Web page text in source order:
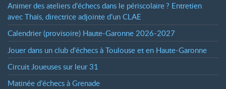
Animer des ateliers d’échecs dans le périscolaire ? Entretien
avec Thaïs, directrice adjointe d’un CLAE
Calendrier (provisoire) Haute-Garonne 2026-2027
Jouer dans un club d’échecs à Toulouse et en Haute-Garonne
Circuit Joueuses sur leur 31
Matinée d’échecs à Grenade